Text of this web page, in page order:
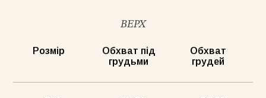
Бомбер Blush бежевий
7500грн
ВЕРХ
Розмір
Обхват під
грудьми
Обхват
грудей